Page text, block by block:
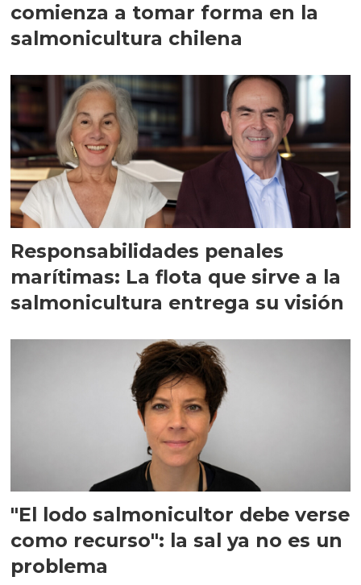
comienza a tomar forma en la
salmonicultura chilena
Responsabilidades penales
marítimas: La flota que sirve a la
salmonicultura entrega su visión
"El lodo salmonicultor debe verse
como recurso": la sal ya no es un
problema